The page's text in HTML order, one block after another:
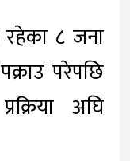
रहेका ८ जना
परेपछि
अघि